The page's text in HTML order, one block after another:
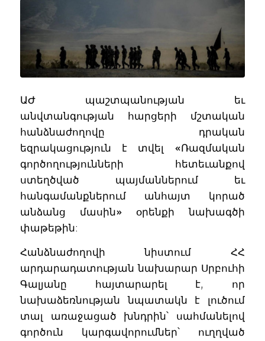
ԱԺ պաշտպանության եւ
անվտանգության հարցերի մշտական
հանձնաժողովը դրական
եզրակացություն է տվել «Ռազմական
գործողությունների հետեւանքով
ստեղծված պայմաններում եւ
հանգամանքներում անհայտ կորած
անձանց մասին» օրենքի նախագծի
փաթեթին:
Հանձնաժողովի նիստում ՀՀ
արդարադատության նախարար Սրբուհի
Գալյանը հայտարարել է, որ
նախաձեռնության նպատակն է լուծում
տալ առաջացած խնդրին՝ սահմանելով
գործուն կարգավորումներ՝ ուղղված